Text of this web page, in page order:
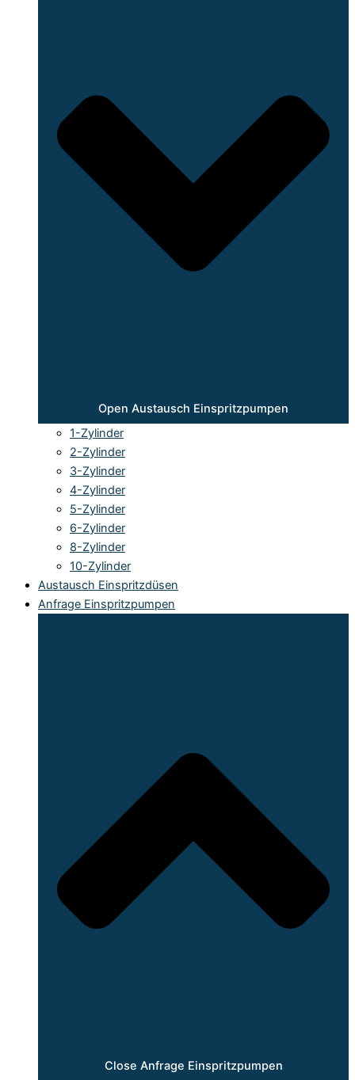
Open Austausch Einspritzpumpen
1-Zylinder
2-Zylinder
3-Zylinder
4-Zylinder
5-Zylinder
6-Zylinder
8-Zylinder
10-Zylinder
Austausch Einspritzdüsen
Anfrage Einspritzpumpen
Close Anfrage Einspritzpumpen